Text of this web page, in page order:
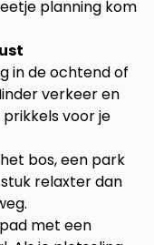
planning kom
in de ochtend of
verkeer en
voor je
bos, een park
relaxter dan
met een